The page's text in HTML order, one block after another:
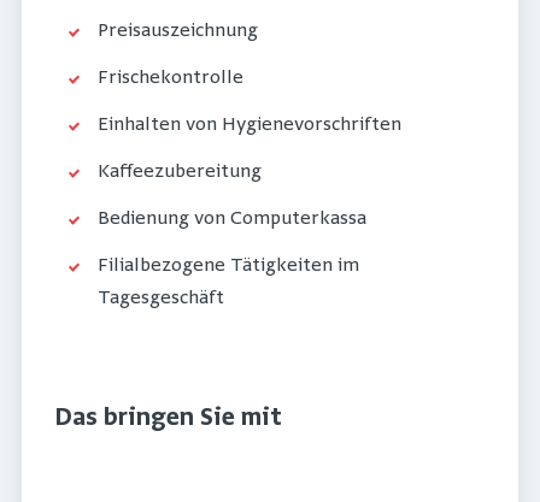
Preisauszeichnung
Frischekontrolle
Einhalten von Hygienevorschriften
Kaffeezubereitung
Bedienung von Computerkassa
Filialbezogene Tätigkeiten im
Tagesgeschäft
Das bringen Sie mit